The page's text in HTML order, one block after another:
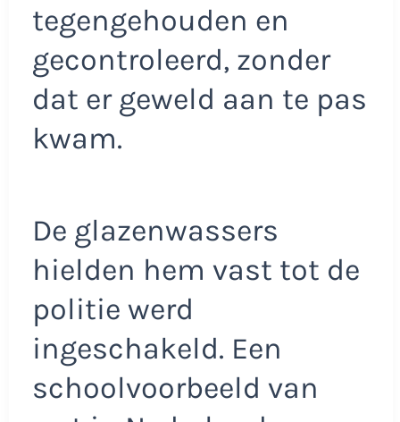
tegengehouden en
gecontroleerd, zonder
dat er geweld aan te pas
kwam.
De glazenwassers
hielden hem vast tot de
politie werd
ingeschakeld. Een
schoolvoorbeeld van